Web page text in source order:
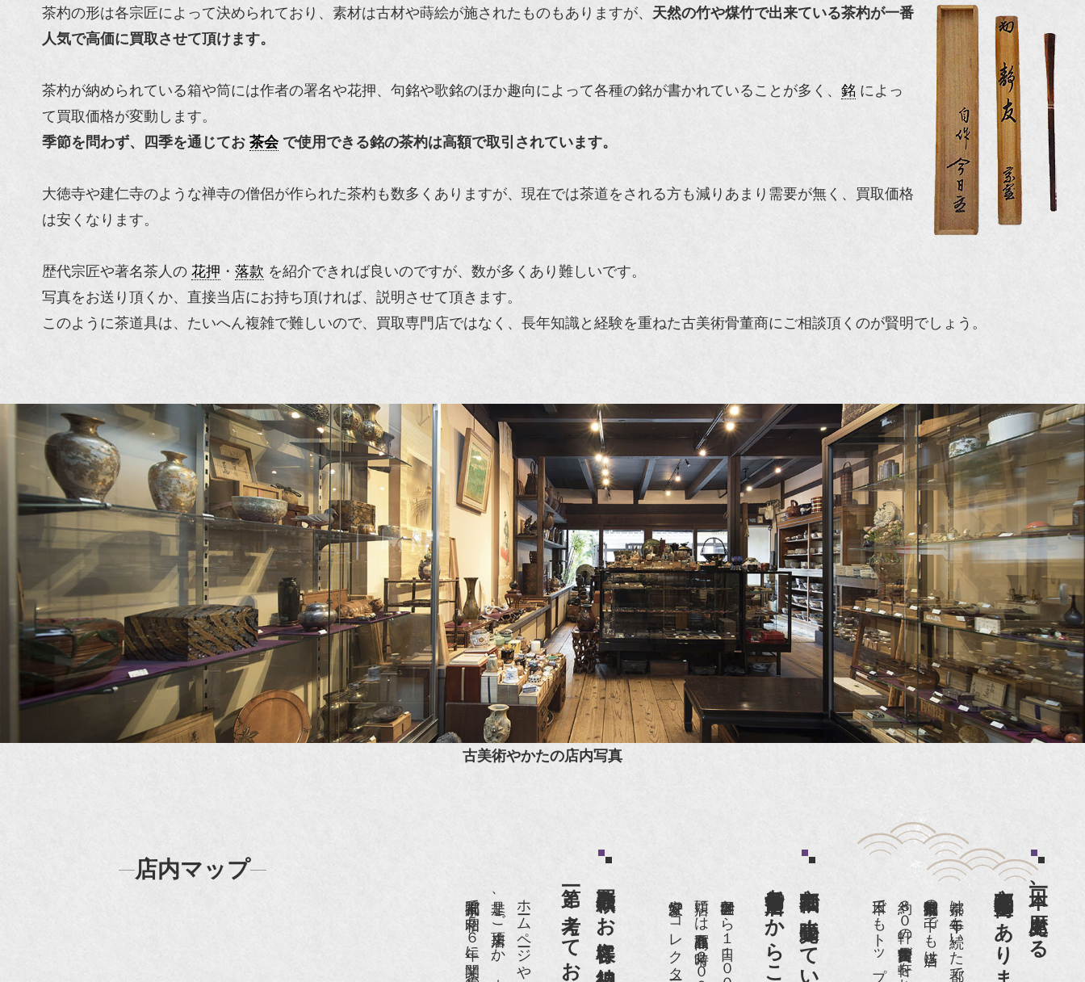
茶杓の形は各宗匠によって決められており、素材は古材や蒔絵が施されたものもありますが、 天然の竹や煤竹で出来ている茶杓が一番
人気で高価に買取させて頂けます。
茶杓が納められている箱や筒には作者の署名や花押、句銘や歌銘のほか趣向によって各種の銘が書かれていることが多く、 銘 によっ
て買取価格が変動します。
季節を問わず、四季を通じてお 茶会で使用できる銘の茶杓は高額で取引されています。
大徳寺や建仁寺のような禅寺の僧侶が作られた茶杓も数多くありますが、現在では茶道をされる方も減りあまり需要が無く、買取価格
は安くなります。
歴代宗匠や著名茶人の 花押 ・ 落款 を紹介できれば良いのですが、数が多くあり難しいです。
写真をお送り頂くか、直接当店にお持ち頂ければ、説明させて頂きます。
このように茶道具は、たいへん複雑で難しいので、買取専門店ではなく、長年知識と経験を重ねた古美術骨董商にご相談頂くのが賢明でしょう。
古美術やかたの店内写真
店内マップ
日本一、歴史ある
京都祇園骨董街にあります。
京都は千年も続いた都です。
約８０軒の古美術骨董商が軒を連ねる、
京都祇園で小売販売している